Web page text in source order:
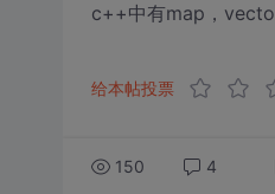
c++中有map，
给本帖投票
150 4